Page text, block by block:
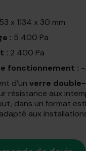
x 1134 x 30 mm
: 5 400 Pa
: 2 400 Pa
fonctionnement : -
d’un verre
résistance aux
dans un format
aux